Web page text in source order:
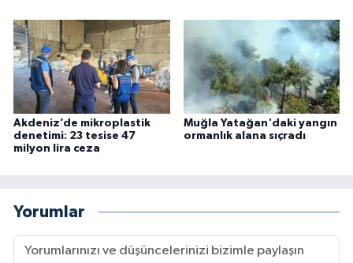
Akdeniz’de mikroplastik
denetimi: 23 tesise 47
milyon lira ceza
Muğla Yatağan'daki yangın
ormanlık alana sıçradı
Yorumlar